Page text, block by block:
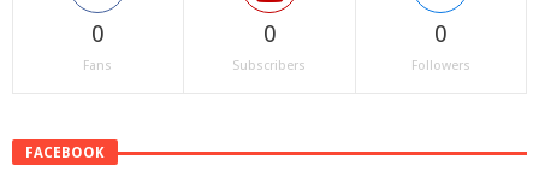
0
Fans
0
Subscribers
0
Followers
FACEBOOK